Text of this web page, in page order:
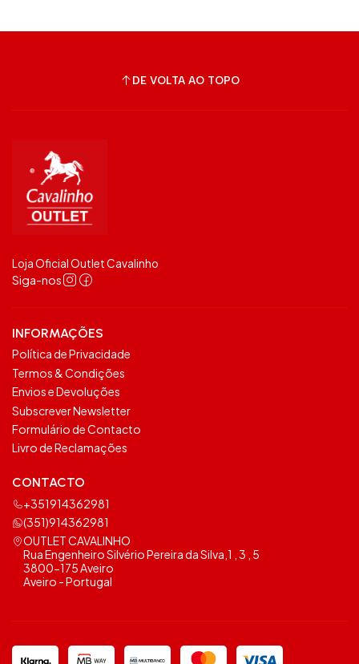
DE VOLTA AO TOPO
Loja Oficial Outlet Cavalinho
Siga-nos
INFORMAÇÕES
Política de Privacidade
Termos & Condições
Envios e Devoluções
Subscrever Newsletter
Formulário de Contacto
Livro de Reclamações
CONTACTO
+351914362981
(351)914362981
OUTLET CAVALINHO
Rua Engenheiro Silvério Pereira da Silva,1 , 3 , 5
3800-175 Aveiro
Aveiro - Portugal